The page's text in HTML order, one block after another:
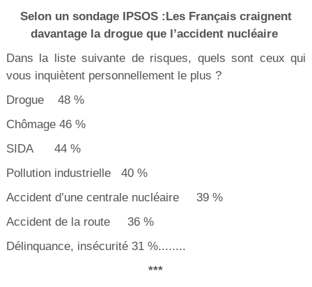
Selon un sondage IPSOS :Les Français craignent
davantage la drogue que l’accident nucléaire
Dans la liste suivante de risques, quels sont ceux qui
vous inquiètent personnellement le plus ?
Drogue 48 %
Chômage 46 %
SIDA 44 %
Pollution industrielle 40 %
Accident d’une centrale nucléaire 39 %
Accident de la route 36 %
Délinquance, insécurité 31 %........
***